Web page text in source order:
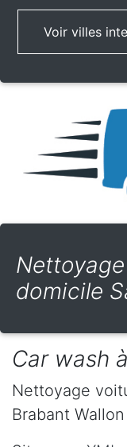
Voir villes
domicile
Car wash
Nettoyage
Brabant Wallon